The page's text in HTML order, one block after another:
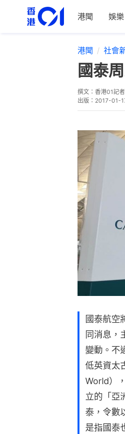
港聞 娛樂
港聞 社會
國泰
撰文： 香港01記者
出版： 2017-01-
國泰航空
同消息，
變動。不
低英資太
World）
立的「亞
泰，令數
是指國泰